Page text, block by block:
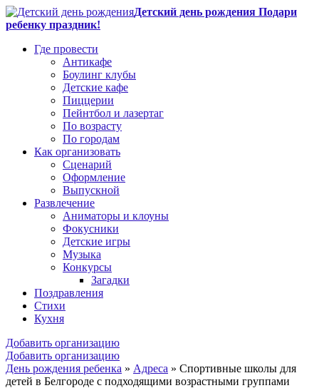
Детский день рождения Подари
ребенку праздник!
Где провести
Антикафе
Боулинг клубы
Детские кафе
Пиццерии
Пейнтбол и лазертаг
По возрасту
По городам
Как организовать
Сценарий
Оформление
Выпускной
Развлечение
Аниматоры и клоуны
Фокусники
Детские игры
Музыка
Конкурсы
Загадки
Поздравления
Стихи
Кухня
Добавить организацию
Добавить организацию
День рождения ребенка » Адреса » Спортивные школы для
детей в Белгороде с подходящими возрастными группами